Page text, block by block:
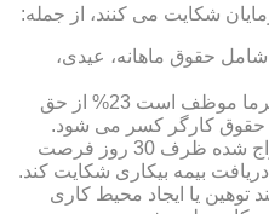
شکایت می کنند، از جمله:
حقوق ماهانه، عیدی،
: کارفرما موظف است 23% از حق
: کارگر اخراج شده ظرف 30 روز فرصت
بیمه بیکاری شکایت کند.
توهین یا ایجاد محیط کاری